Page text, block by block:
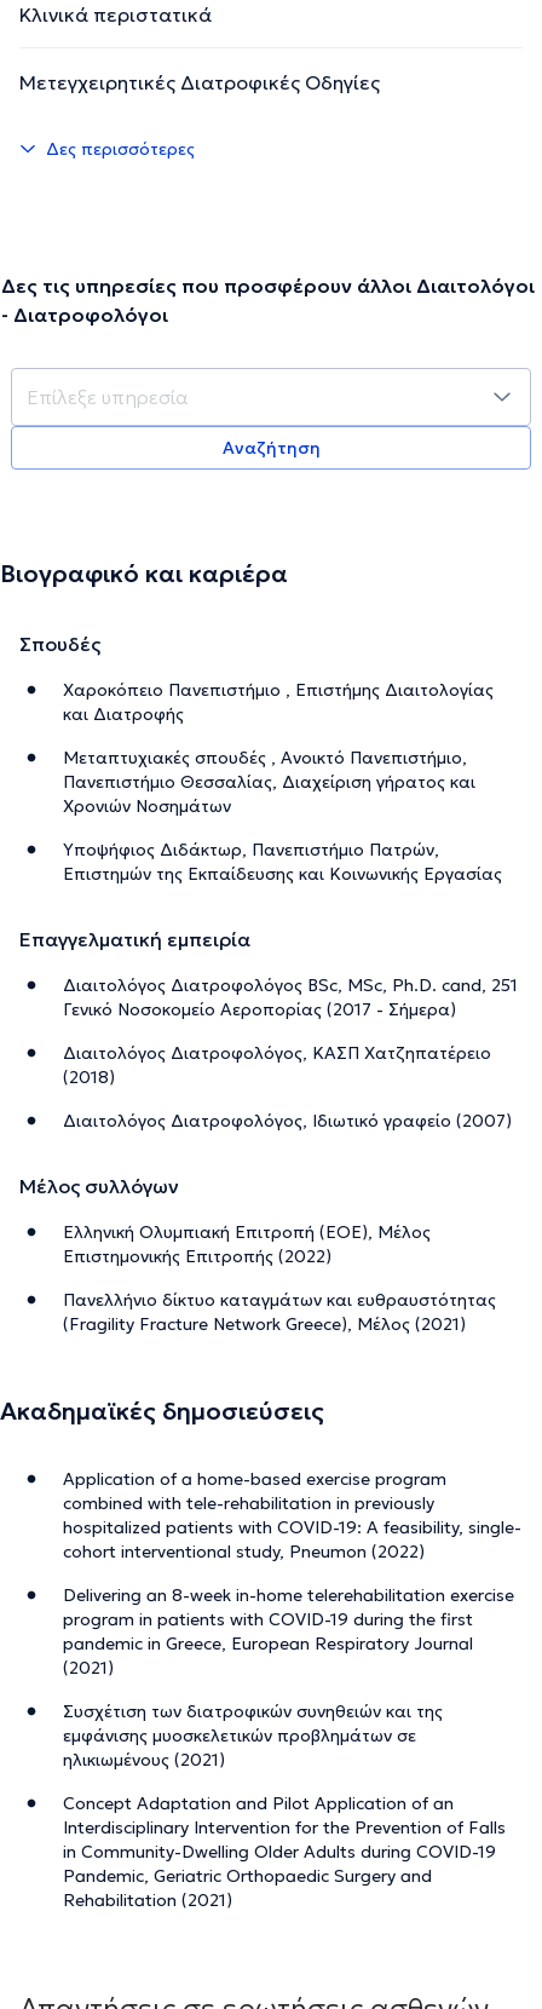
Κλινικά περιστατικά
Μετεγχειρητικές Διατροφικές Οδηγίες
Δες περισσότερες
Δες τις υπηρεσίες που προσφέρουν άλλοι Διαιτολόγοι
- Διατροφολόγοι
Αναζήτηση
Βιογραφικό και καριέρα
Σπουδές
Χαροκόπειο Πανεπιστήμιο , Επιστήμης Διαιτολογίας
και Διατροφής
Μεταπτυχιακές σπουδές , Ανοικτό Πανεπιστήμιο,
Πανεπιστήμιο Θεσσαλίας, Διαχείριση γήρατος και
Χρονιών Νοσημάτων
Υποψήφιος Διδάκτωρ, Πανεπιστήμιο Πατρών,
Επιστημών της Εκπαίδευσης και Κοινωνικής Εργασίας
Επαγγελματική εμπειρία
Διαιτολόγος Διατροφολόγος BSc, MSc, Ph.D. cand, 251
Γενικό Νοσοκομείο Αεροπορίας (2017 - Σήμερα)
Διαιτολόγος Διατροφολόγος, ΚΑΣΠ Χατζηπατέρειο
(2018)
Διαιτολόγος Διατροφολόγος, Ιδιωτικό γραφείο (2007)
Μέλος συλλόγων
Ελληνική Ολυμπιακή Επιτροπή (ΕΟΕ), Μέλος
Επιστημονικής Επιτροπής (2022)
Πανελλήνιο δίκτυο καταγμάτων και ευθραυστότητας
(Fragility Fracture Network Greece), Μέλος (2021)
Ακαδημαϊκές δημοσιεύσεις
Application of a home-based exercise program
combined with tele-rehabilitation in previously
hospitalized patients with COVID-19: A feasibility, single-
cohort interventional study, Pneumon (2022)
Delivering an 8-week in-home telerehabilitation exercise
program in patients with COVID-19 during the first
pandemic in Greece, European Respiratory Journal
(2021)
Συσχέτιση των διατροφικών συνηθειών και της
εμφάνισης μυοσκελετικών προβλημάτων σε
ηλικιωμένους (2021)
Concept Adaptation and Pilot Application of an
Interdisciplinary Intervention for the Prevention of Falls
in Community-Dwelling Older Adults during COVID-19
Pandemic, Geriatric Orthopaedic Surgery and
Rehabilitation (2021)